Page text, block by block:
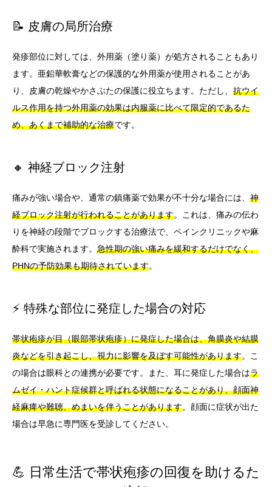
📝 皮膚の局所治療
発疹部位に対しては、外用薬（塗り薬）が処方されることもあり
ます。亜鉛華軟膏などの保護的な外用薬が使用されることがあ
り、皮膚の乾燥やかさぶたの保護に役立ちます。ただし、 抗ウイ
ルス作用を持つ外用薬の効果は内服薬に比べて限定的であるた
め、あくまで補助的な治療です。
🔸 神経ブロック注射
痛みが強い場合や、通常の鎮痛薬で効果が不十分な場合には、 神
経ブロック注射が行われることがあります。これは、痛みの伝わ
りを神経の段階でブロックする治療法で、ペインクリニックや麻
酔科で実施されます。 急性期の強い痛みを緩和するだけでなく、
PHNの予防効果も期待されています。
⚡ 特殊な部位に発症した場合の対応
帯状疱疹が目（眼部帯状疱疹）に発症した場合は、角膜炎や結膜
炎などを引き起こし、視力に影響を及ぼす可能性があります。こ
の場合は眼科との連携が必要です。また、耳に発症した場合はラ
ムゼイ・ハント症候群と呼ばれる状態になることがあり、顔面神
経麻痺や難聴、めまいを伴うことがあります。顔面に症状が出た
場合は早急に専門医を受診してください。
💪 日常生活で帯状疱疹の回復を助けるた